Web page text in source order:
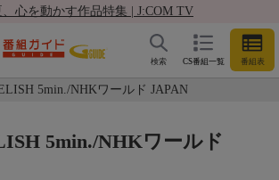
、心を動かす作品特集 | J:COM TV
CS番組一覧 番組表
検索
5min./NHKワールド JAPAN
5min./NHKワールド